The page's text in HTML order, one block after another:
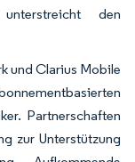
den
und Clarius Mobile
Partnerschaften
zur Unterstützung